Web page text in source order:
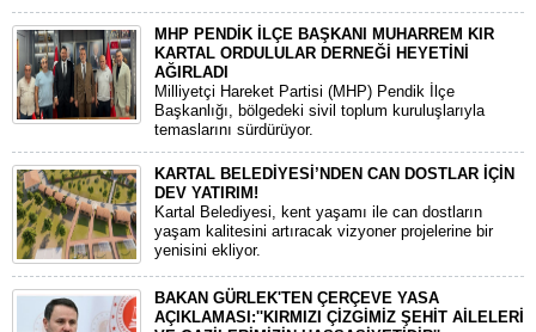
MHP PENDİK İLÇE BAŞKANI MUHARREM KIR
KARTAL ORDULULAR DERNEĞİ HEYETİNİ
AĞIRLADI
​Milliyetçi Hareket Partisi (MHP) Pendik İlçe
Başkanlığı, bölgedeki sivil toplum kuruluşlarıyla
temaslarını sürdürüyor.
KARTAL BELEDİYESİ’NDEN CAN DOSTLAR İÇİN
DEV YATIRIM!
Kartal Belediyesi, kent yaşamı ile can dostların
yaşam kalitesini artıracak vizyoner projelerine bir
yenisini ekliyor.
BAKAN GÜRLEK'TEN ÇERÇEVE YASA
AÇIKLAMASI:''KIRMIZI ÇİZGİMİZ ŞEHİT AİLELERİ